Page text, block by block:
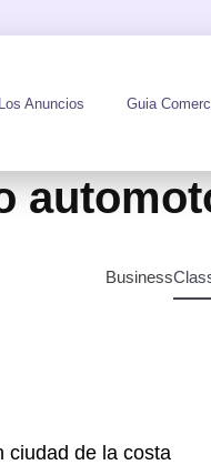
Anuncios Guia
Business
ciudad de la costa